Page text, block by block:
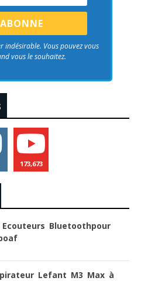
indésirable. Vous pouvez vous
vous le souhaitez.
173,673
Bluetoothpour
Lefant M3 Max à